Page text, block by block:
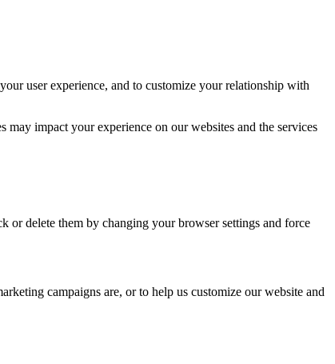
user experience, and to customize your relationship with
impact your experience on our websites and the services
or delete them by changing your browser settings and force
campaigns are, or to help us customize our website and